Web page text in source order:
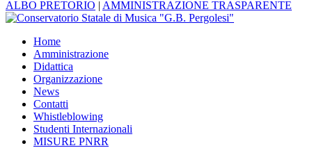
ALBO PRETORIO | AMMINISTRAZIONE TRASPARENTE
Home
Amministrazione
Didattica
Organizzazione
News
Contatti
Whistleblowing
Studenti Internazionali
MISURE PNRR